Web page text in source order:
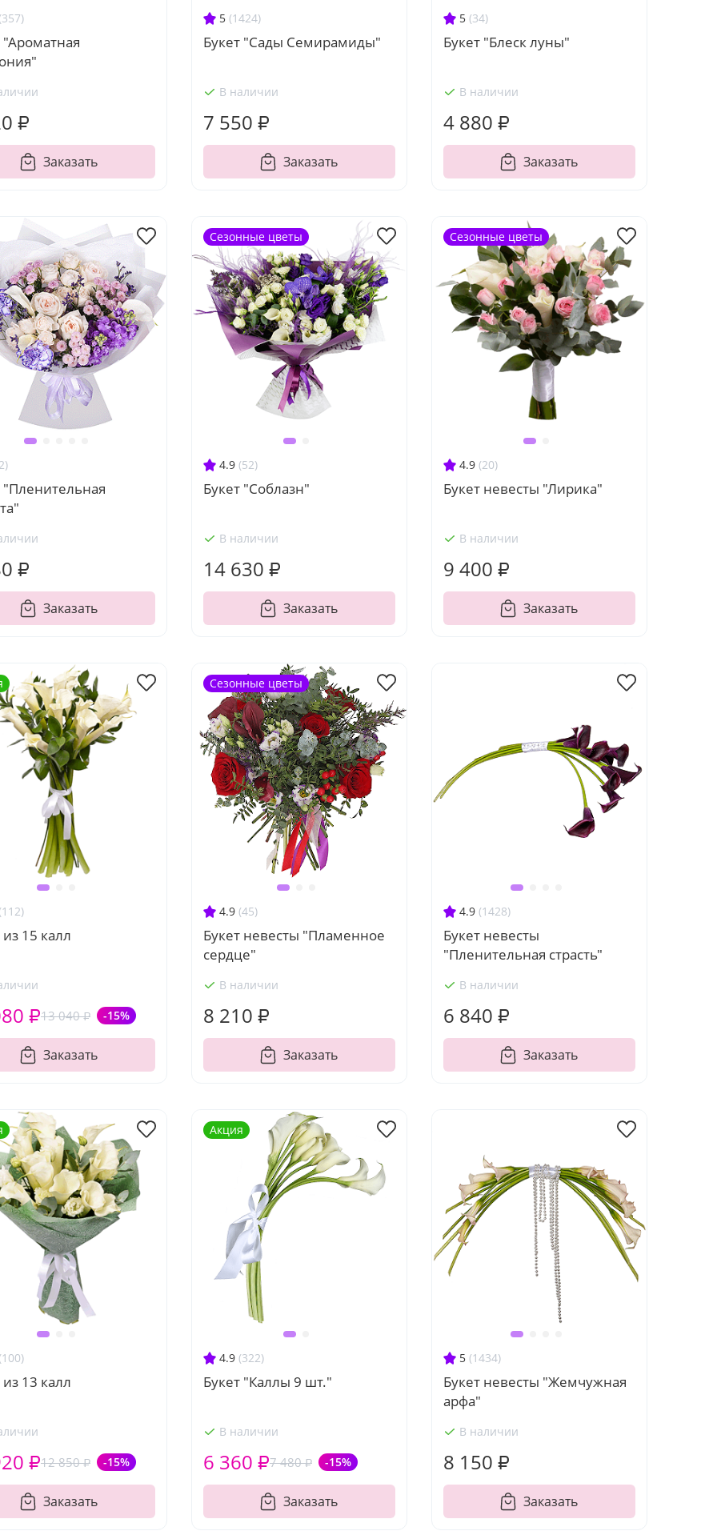
"Ароматная
₽
Заказать
5 (1424)
Букет "Сады Семирамиды"
В наличии
7 550 ₽
Заказать
5 (34)
Букет "Блеск луны"
В наличии
4 880 ₽
Заказать
"Пленительная
₽
Заказать
4.9 (52)
Букет "Соблазн"
В наличии
14 630 ₽
Заказать
Сезонные цветы
4.9 (20)
Букет невесты "Лирика"
В наличии
9 400 ₽
Заказать
Сезонные цветы
15 калл
13 040 ₽ -15%
₽
Заказать
4.9 (45)
Букет невесты "Пламенное
сердце"
В наличии
8 210 ₽
Заказать
Сезонные цветы
4.9 (1428)
Букет невесты
"Пленительная страсть"
В наличии
6 840 ₽
Заказать
13 калл
12 850 ₽ -15%
₽
Заказать
4.9 (322)
Букет "Каллы 9 шт."
В наличии
7 480 ₽ -15%
6 360 ₽
Заказать
Акция
5 (1434)
Букет невесты "Жемчужная
арфа"
В наличии
8 150 ₽
Заказать